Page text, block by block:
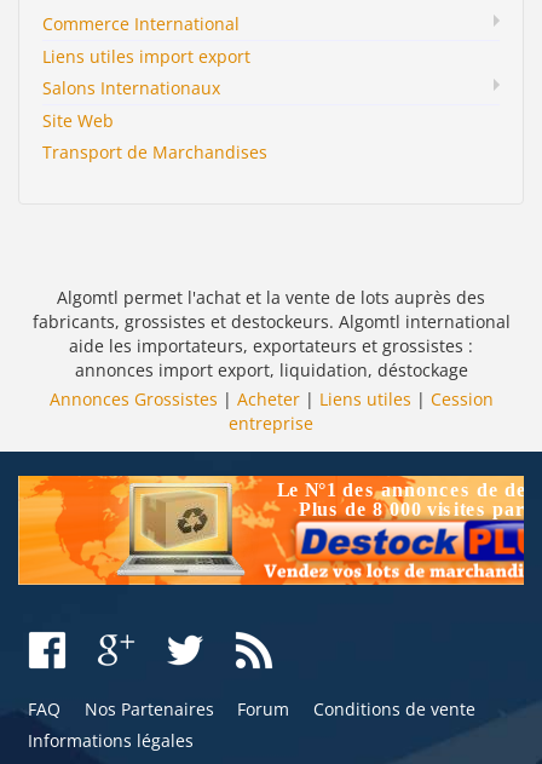
Commerce International
Liens utiles import export
Salons Internationaux
Site Web
Transport de Marchandises
Algomtl permet l'achat et la vente de lots auprès des
fabricants, grossistes et destockeurs. Algomtl international
aide les importateurs, exportateurs et grossistes :
annonces import export, liquidation, déstockage
Annonces Grossistes | Acheter| Liens utiles | Cession
entreprise
FAQ Nos Partenaires Forum
Conditions de vente
Informations légales